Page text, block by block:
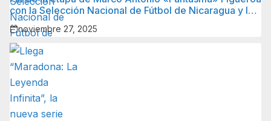
con la Selección Nacional de Fútbol de Nicaragua y lo
que sigue para él.
noviembre 27, 2025